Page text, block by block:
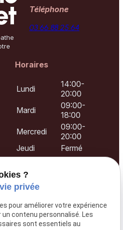
Téléphone
03 66 88 25 64
Horaires
Lundi
14:00-
20:00
Mardi
09:00-
18:00
Mercredi
09:00-
20:00
Jeudi
Fermé
09:00-
Samedi
Dimanche
Fermé
?
privée
pour améliorer votre expérience
contenu personnalisé. Les
sont essentiels au